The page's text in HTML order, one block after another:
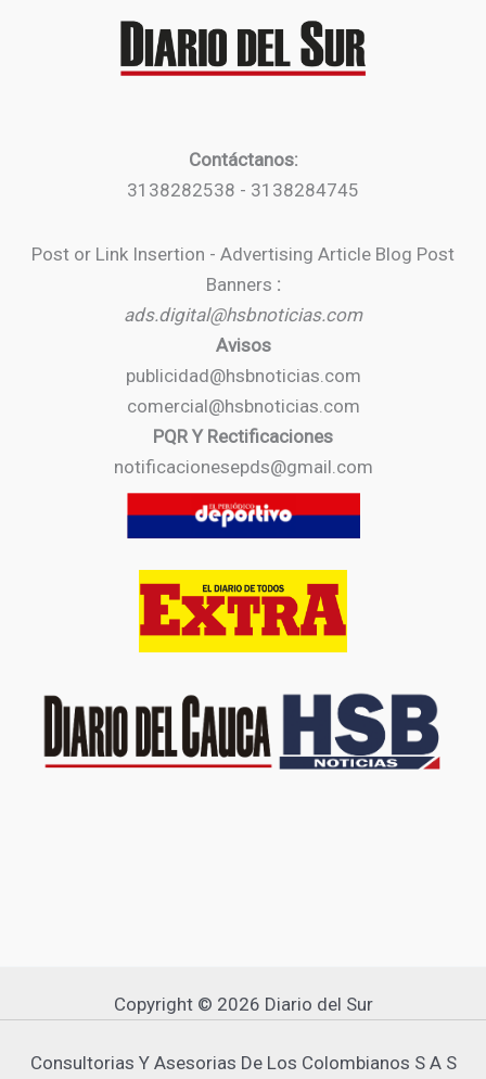
Contáctanos:
3138282538 - 3138284745
Post or Link Insertion - Advertising Article Blog Post
Banners :
ads.digital@hsbnoticias.com
Avisos
publicidad@hsbnoticias.com
comercial@hsbnoticias.com
PQR Y Rectificaciones
notificacionesepds@gmail.com
Copyright © 2026 Diario del Sur
Consultorias Y Asesorias De Los Colombianos S A S